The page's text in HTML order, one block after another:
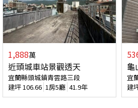
1,888萬
近頭城車站景觀透天
宜蘭縣頭城鎮青雲路三段
建坪106.66 1房5廳 41.9年
龜
宜
建